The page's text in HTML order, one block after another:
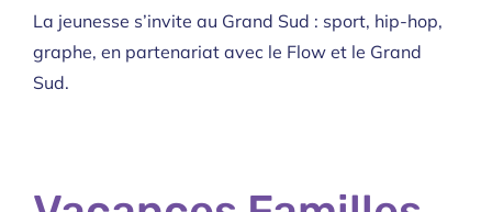
La jeunesse s’invite au Grand Sud : sport, hip-hop,
graphe, en partenariat avec le Flow et le Grand
Sud.